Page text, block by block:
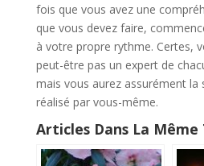
fois que vous avez une
que vous devez faire,
à votre propre rythme. Certes,
peut-être pas un expert de
mais vous aurez assurément la
réalisé par vous-même.
Articles Dans La